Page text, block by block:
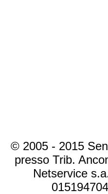
© 2005 - 2015
presso Trib.
Netservice